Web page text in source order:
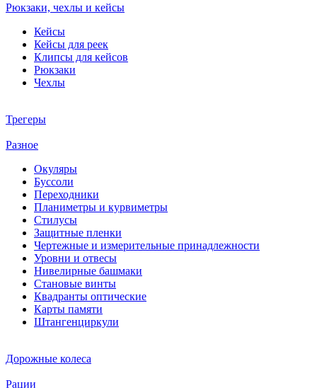
Рюкзаки, чехлы и кейсы
Кейсы
Кейсы для реек
Клипсы для кейсов
Рюкзаки
Чехлы
Трегеры
Разное
Окуляры
Буссоли
Переходники
Планиметры и курвиметры
Стилусы
Защитные пленки
Чертежные и измерительные принадлежности
Уровни и отвесы
Нивелирные башмаки
Становые винты
Квадранты оптические
Карты памяти
Штангенциркули
Дорожные колеса
Рации